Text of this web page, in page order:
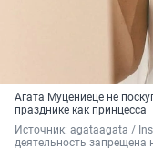
Агата Муцениеце не
празднике как принцесса
Источник: agataagata /
деятельность запрещена